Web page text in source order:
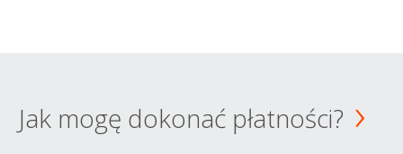
Jak mogę dokonać płatności?